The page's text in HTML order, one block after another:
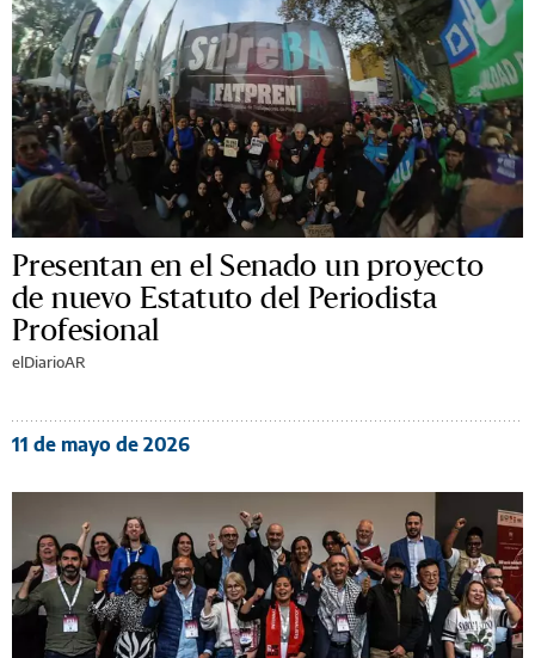
Presentan en el Senado un proyecto
de nuevo Estatuto del Periodista
Profesional
elDiarioAR
11 de mayo de 2026